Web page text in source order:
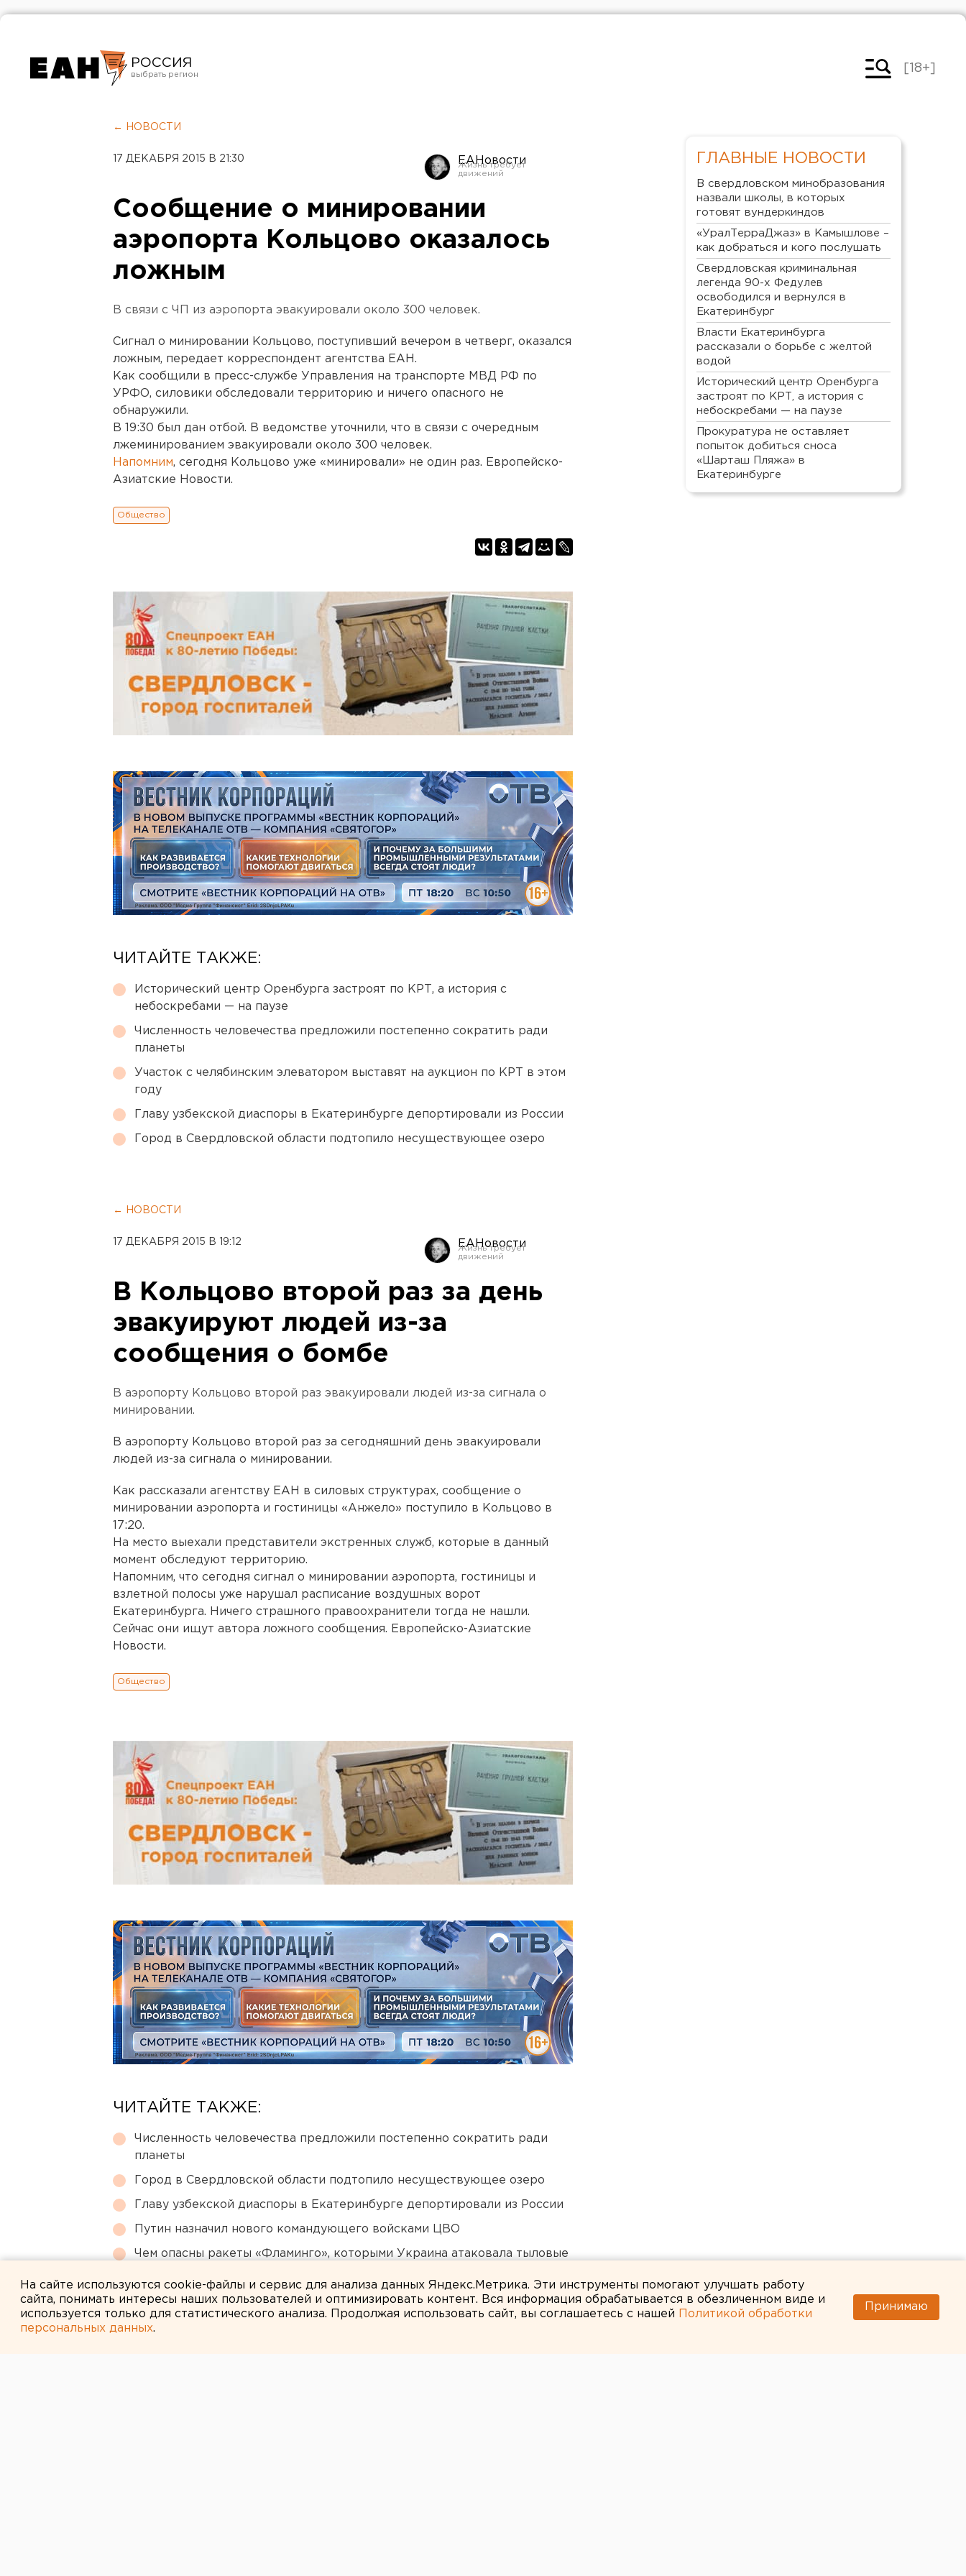
РОССИЯ
Челябинск
[18+]
← НОВОСТИ
17 ДЕКАБРЯ 2015 В 21:30 ЕАНовости
Сообщение о минировании
аэропорта Кольцово оказалось
ложным
В связи с ЧП из аэропорта эвакуировали около 300 человек.
Сигнал о минировании Кольцово, поступивший вечером в четверг, оказался
ложным, передает корреспондент агентства ЕАН.
Как сообщили в пресс-службе Управления на транспорте МВД РФ по
УРФО, силовики обследовали территорию и ничего опасного не
обнаружили.
В 19:30 был дан отбой. В ведомстве уточнили, что в связи с очередным
лжеминированием эвакуировали около 300 человек.
Напомним, сегодня Кольцово уже «минировали» не один раз. Европейско-
Азиатские Новости.
Общество
ЧИТАЙТЕ ТАКЖЕ:
Исторический центр Оренбурга застроят по КРТ, а история с
небоскребами — на паузе
Численность человечества предложили постепенно сократить ради
планеты
Участок с челябинским элеватором выставят на аукцион по КРТ в этом
году
Главу узбекской диаспоры в Екатеринбурге депортировали из России
Город в Свердловской области подтопило несуществующее озеро
← НОВОСТИ
17 ДЕКАБРЯ 2015 В 19:12 ЕАНовости
В Кольцово второй раз за день
эвакуируют людей из-за
сообщения о бомбе
В аэропорту Кольцово второй раз эвакуировали людей из-за сигнала о
минировании.
В аэропорту Кольцово второй раз за сегодняшний день эвакуировали
людей из-за сигнала о минировании.
Как рассказали агентству ЕАН в силовых структурах, сообщение о
минировании аэропорта и гостиницы «Анжело» поступило в Кольцово в
17:20.
На место выехали представители экстренных служб, которые в данный
момент обследуют территорию.
Напомним, что сегодня сигнал о минировании аэропорта, гостиницы и
взлетной полосы уже нарушал расписание воздушных ворот
Екатеринбурга. Ничего страшного правоохранители тогда не нашли.
Сейчас они ищут автора ложного сообщения. Европейско-Азиатские
Новости.
Общество
ЧИТАЙТЕ ТАКЖЕ:
Численность человечества предложили постепенно сократить ради
планеты
Город в Свердловской области подтопило несуществующее озеро
Главу узбекской диаспоры в Екатеринбурге депортировали из России
Путин назначил нового командующего войсками ЦВО
Чем опасны ракеты «Фламинго», которыми Украина атаковала тыловые
ГЛАВНЫЕ НОВОСТИ
В свердловском минобразования
назвали школы, в которых
готовят вундеркиндов
«УралТерраДжаз» в Камышлове –
как добраться и кого послушать
Свердловская криминальная
легенда 90-х Федулев
освободился и вернулся в
Екатеринбург
Власти Екатеринбурга
рассказали о борьбе с желтой
водой
Исторический центр Оренбурга
застроят по КРТ, а история с
небоскребами — на паузе
Прокуратура не оставляет
попыток добиться сноса
«Шарташ Пляжа» в
Екатеринбурге
На сайте используются cookie-файлы и сервис для анализа данных Яндекс.Метрика. Эти инструменты помогают улучшать работу
сайта, понимать интересы наших пользователей и оптимизировать контент. Вся информация обрабатывается в обезличенном виде и
используется только для статистического анализа. Продолжая использовать сайт, вы соглашаетесь с нашей
Политикой обработки
персональных данных.
Принимаю